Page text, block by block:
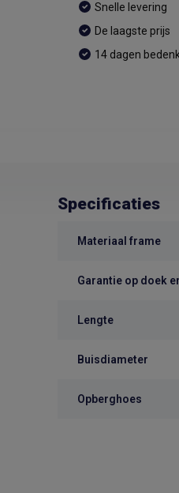
Snelle levering
De laagste prijs
14 dagen
Specificaties
Materiaal frame
Garantie op doek
Lengte
Buisdiameter
Opberghoes